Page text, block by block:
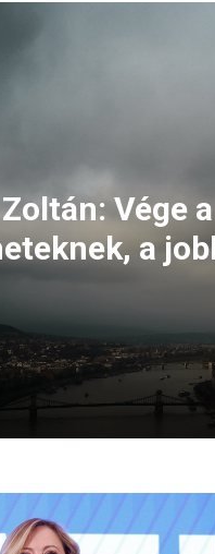
Vége a
a
erősnek